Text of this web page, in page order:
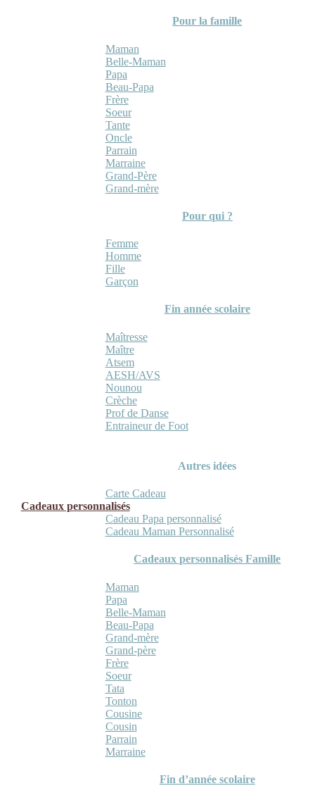
Pour la famille
Maman
Belle-Maman
Papa
Beau-Papa
Frère
Soeur
Tante
Oncle
Parrain
Marraine
Grand-Père
Grand-mère
Pour qui ?
Femme
Homme
Fille
Garçon
Fin année scolaire
Maîtresse
Maître
Atsem
AESH/AVS
Nounou
Crèche
Prof de Danse
Entraineur de Foot
Autres idées
Carte Cadeau
Cadeaux personnalisés
Cadeau Papa personnalisé
Cadeau Maman Personnalisé
Cadeaux personnalisés Famille
Maman
Papa
Belle-Maman
Beau-Papa
Grand-mère
Grand-père
Frère
Soeur
Tata
Tonton
Cousine
Cousin
Parrain
Marraine
Fin d’année scolaire